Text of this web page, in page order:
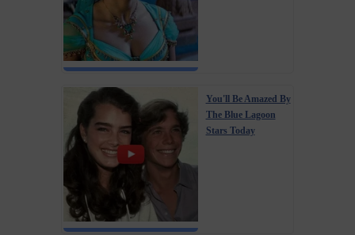
You'll Be Amazed By
The Blue Lagoon
Stars Today